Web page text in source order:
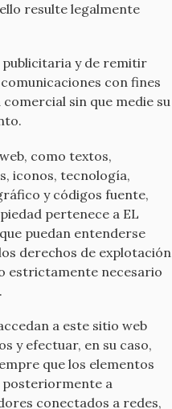
resulte legalmente
publicitaria y de remitir
con fines
sin que medie su
como textos,
iconos, tecnología,
y códigos fuente,
pertenece a EL
que puedan entenderse
derechos de explotación
estrictamente necesario
a este sitio web
y efectuar, en su caso,
que los elementos
posteriormente a
conectados a redes,